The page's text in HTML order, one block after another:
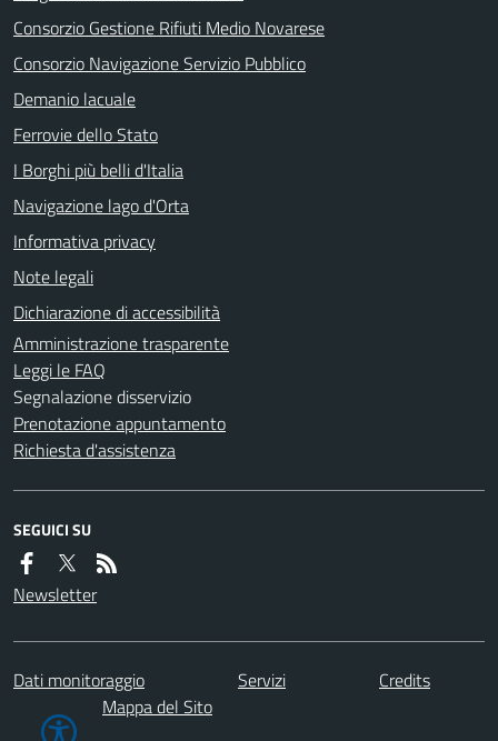
Consorzio Gestione Rifiuti Medio Novarese
Consorzio Navigazione Servizio Pubblico
Demanio lacuale
Ferrovie dello Stato
I Borghi più belli d'Italia
Navigazione lago d'Orta
Informativa privacy
Note legali
Dichiarazione di accessibilità
Amministrazione trasparente
Leggi le FAQ
Segnalazione disservizio
Prenotazione appuntamento
Richiesta d'assistenza
SEGUICI SU
Newsletter
Dati monitoraggio Servizi
Credits
Mappa del Sito